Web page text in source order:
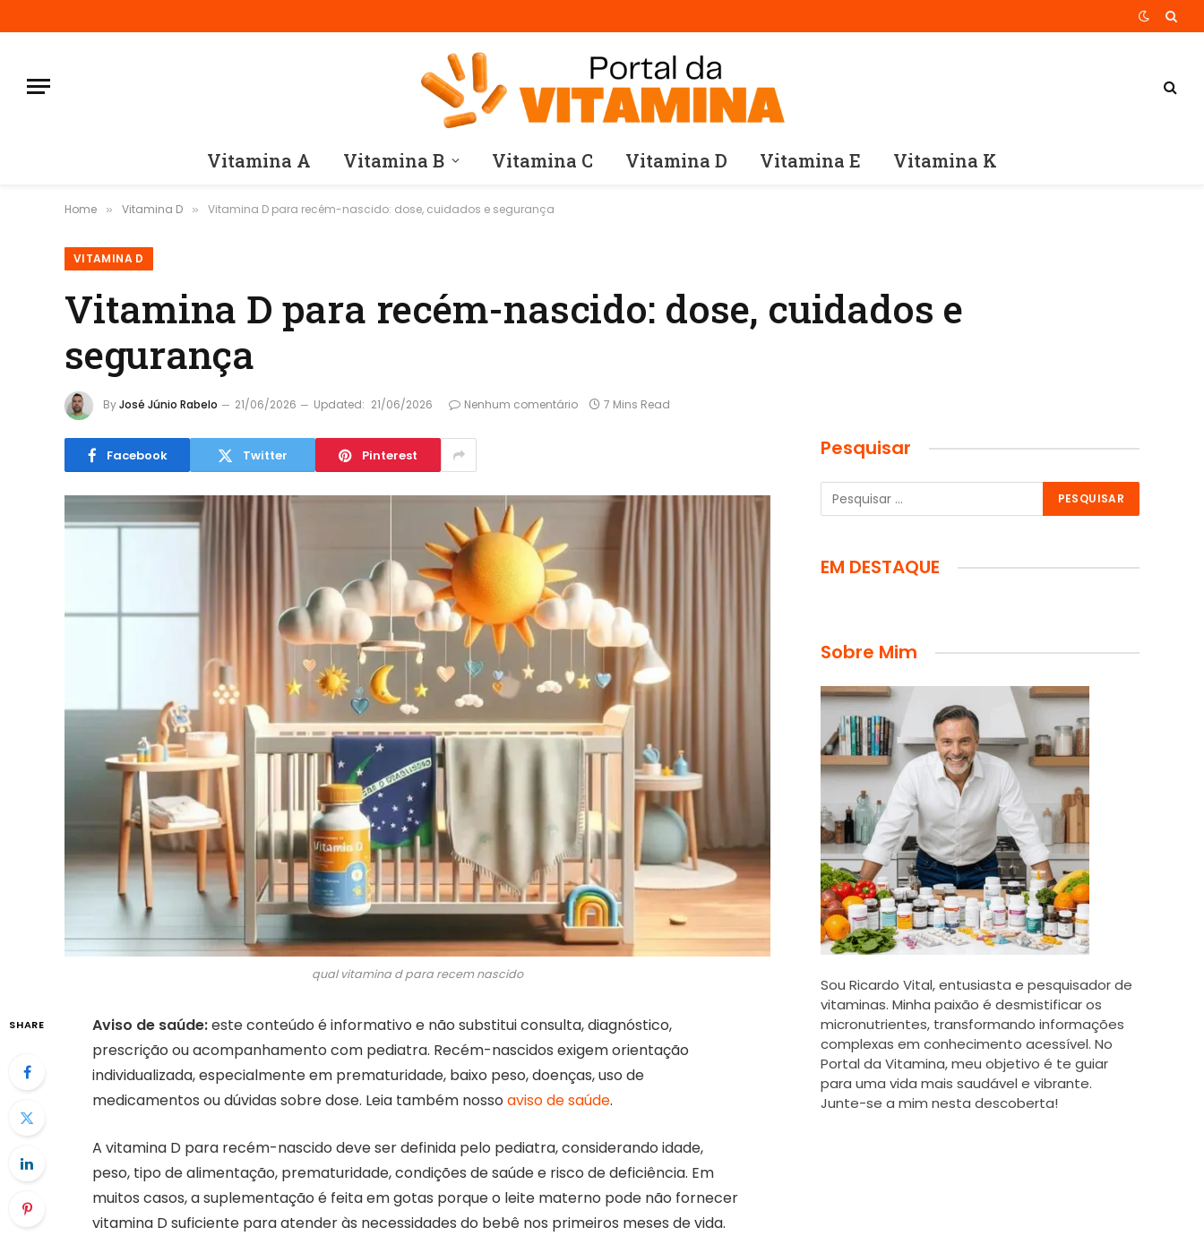
Vitamina A Vitamina B Vitamina C Vitamina D Vitamina E Vitamina K
Home » Vitamina D » Vitamina D para recém-nascido: dose, cuidados e segurança
VITAMINA D
Vitamina D para recém-nascido: dose, cuidados e
segurança
ByJosé Júnio Rabelo 21/06/2026 Updated: 21/06/2026 Nenhum comentário 7 Mins Read
Facebook Twitter Pinterest
qual vitamina d para recem nascido
SHARE Aviso de saúde:este conteúdo é informativo e não substitui consulta, diagnóstico,
prescrição ou acompanhamento com pediatra. Recém-nascidos exigem orientação
individualizada, especialmente em prematuridade, baixo peso, doenças, uso de
medicamentos ou dúvidas sobre dose. Leia também nosso aviso de saúde.
A vitamina D para recém-nascido deve ser definida pelo pediatra, considerando idade,
peso, tipo de alimentação, prematuridade, condições de saúde e risco de deficiência. Em
muitos casos, a suplementação é feita em gotas porque o leite materno pode não fornecer
vitamina D suficiente para atender às necessidades do bebê nos primeiros meses de vida.
Pesquisar
EM DESTAQUE
Sobre Mim
Sou Ricardo Vital, entusiasta e pesquisador de
vitaminas. Minha paixão é desmistificar os
micronutrientes, transformando informações
complexas em conhecimento acessível. No
Portal da Vitamina, meu objetivo é te guiar
para uma vida mais saudável e vibrante.
Junte-se a mim nesta descoberta!